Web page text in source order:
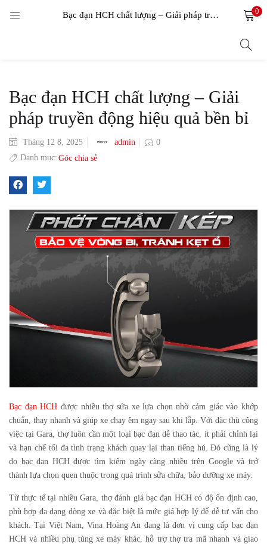
Bạc đạn HCH chất lượng – Giải pháp truyền động hiệu quả bền bỉ 0
Bạc đạn HCH chất lượng – Giải
pháp truyền động hiệu quả bền bỉ
Tháng 12 8, 2025 admin
0
Danh mục: Góc chia sẻ
Bạc đạn HCH được nhiều thợ sửa xe lựa chọn nhờ cảm giác vào khớp
chuẩn, thay nhanh và giúp xe chạy êm ngay sau khi lắp. Với đặc thù công
việc tại Gara, thợ luôn cần một loại bạc đạn dễ thao tác, ít phải chỉnh lại
và hạn chế tối đa tình trạng khách quay lại than tiếng hú. Đó cũng là lý
do bạc đạn HCH được tìm kiếm ngày càng nhiều trên Google và trở
thành lựa chọn quen thuộc trong quá trình sửa chữa, bảo dưỡng xe máy.
Từ thực tế tại nhiều Gara, thợ đánh giá bạc đạn HCH có độ ổn định cao,
phù hợp đa dạng dòng xe và đặc biệt là mức giá hợp lý để dễ tư vấn cho
khách. Tại Việt Nam,Vina Hoàng An đang là đơn vị cung cấp bạc đạn
HCH và nhiều phụ tùng xe máy khác, hỗ trợ thợ tra mã nhanh và giao
LOGIN
Remember me